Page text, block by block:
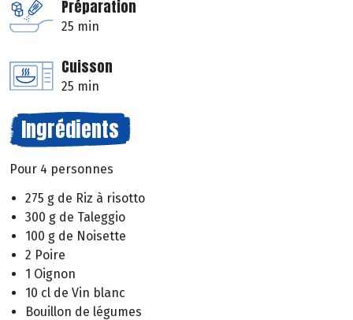
Préparation
25 min
Cuisson
25 min
Ingrédients
Pour 4 personnes
275 g de Riz à risotto
300 g de Taleggio
100 g de Noisette
2 Poire
1 Oignon
10 cl de Vin blanc
Bouillon de légumes